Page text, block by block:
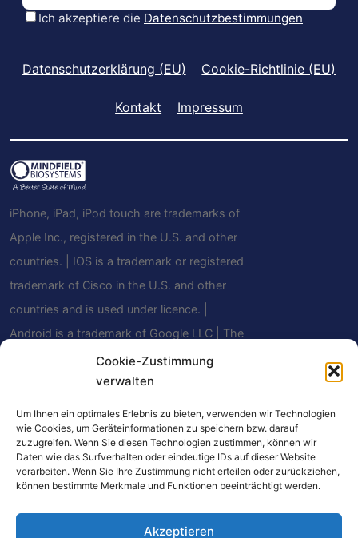
Cookie-Zustimmung
verwalten
Um Ihnen ein optimales Erlebnis zu bieten, verwenden wir Technologien
wie Cookies, um Geräteinformationen zu speichern bzw. darauf
zuzugreifen. Wenn Sie diesen Technologien zustimmen, können wir
Daten wie das Surfverhalten oder eindeutige IDs auf dieser Website
verarbeiten. Wenn Sie Ihre Zustimmung nicht erteilen oder zurückziehen,
können bestimmte Merkmale und Funktionen beeinträchtigt werden.
Akzeptieren
Datenschutzerklärung (EU) Cookie-Richtlinie (EU)
Kontakt Impressum
iPhone, iPad, iPod touch are trademarks of
Apple Inc., registered in the U.S. and other
countries. | IOS is a trademark or registered
trademark of Cisco in the U.S. and other
countries and is used under licence. |
Android is a trademark of Google LLC | The
Bluetooth® word mark and logos are
registered trademarks owned by Bluetooth
Mindfield Biosystems Ltd. is under license.
Other trademarks and trade names are
those of their respective owners.